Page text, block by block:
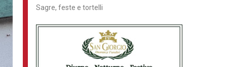
Sagre, feste e tortelli